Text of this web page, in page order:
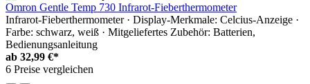
Omron Gentle Temp 730 Infrarot-Fieberthermometer
Infrarot-Fieberthermometer · Display-Merkmale: Celcius-Anzeige ·
Farbe: schwarz, weiß · Mitgeliefertes Zubehör: Batterien,
Bedienungsanleitung
ab 32,99 €*
6 Preise vergleichen